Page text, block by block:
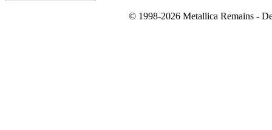
© 1998-2026 Metallica Remains -